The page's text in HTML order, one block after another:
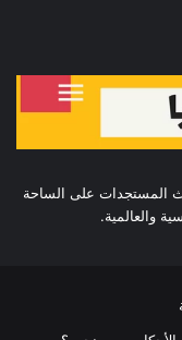
المستجدات على الساحة
والعالمية.